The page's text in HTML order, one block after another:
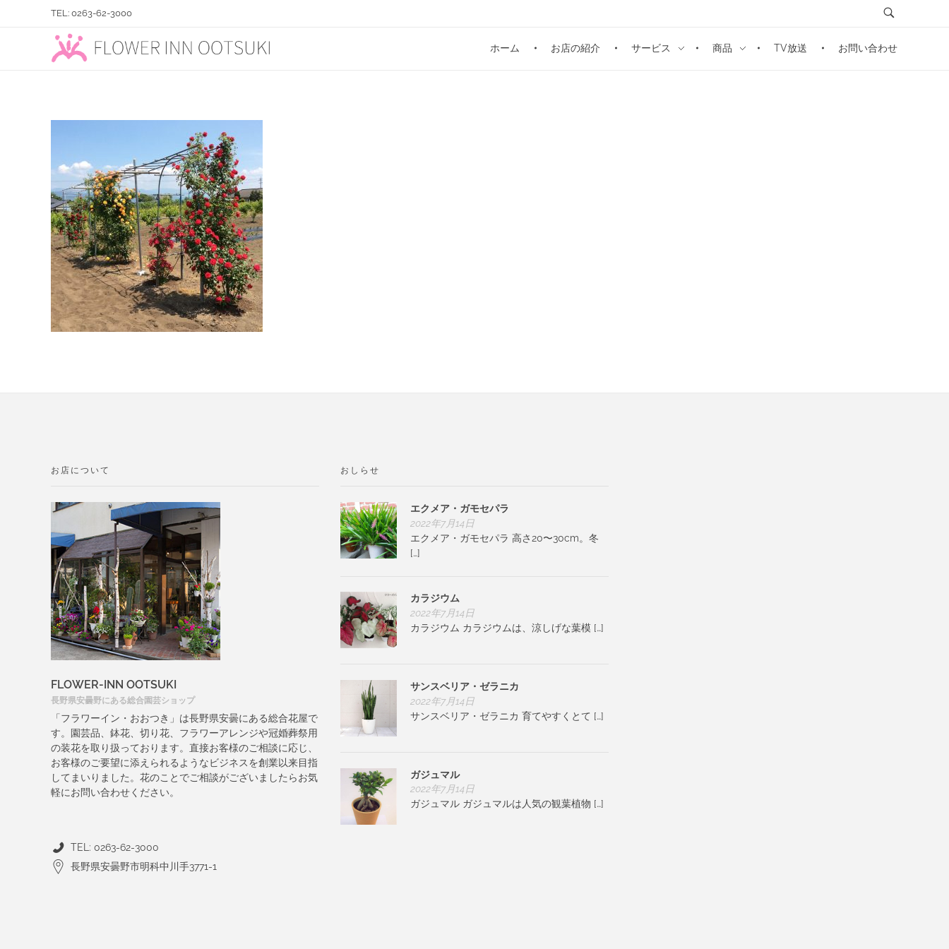
TEL: 0263-62-3000
ホーム お店の紹介 サービス 商品 TV放送 お問い合わせ
お店について
FLOWER-INN OOTSUKI
長野県安曇野にある総合園芸ショップ
「フラワーイン・おおつき」は長野県安曇にある総合花屋で
す。園芸品、鉢花、切り花、フラワーアレンジや冠婚葬祭用
の装花を取り扱っております。直接お客様のご相談に応じ、
お客様のご要望に添えられるようなビジネスを創業以来目指
してまいりました。花のことでご相談がございましたらお気
軽にお問い合わせください。
TEL: 0263-62-3000
長野県安曇野市明科中川手3771-1
おしらせ
エクメア・ガモセパラ
2022年7月14日
エクメア・ガモセパラ 高さ20〜30cm。冬
[…]
カラジウム
2022年7月14日
カラジウム カラジウムは、涼しげな葉模 […]
サンスベリア・ゼラニカ
2022年7月14日
サンスベリア・ゼラニカ 育てやすくとて […]
ガジュマル
2022年7月14日
ガジュマル ガジュマルは人気の観葉植物 […]